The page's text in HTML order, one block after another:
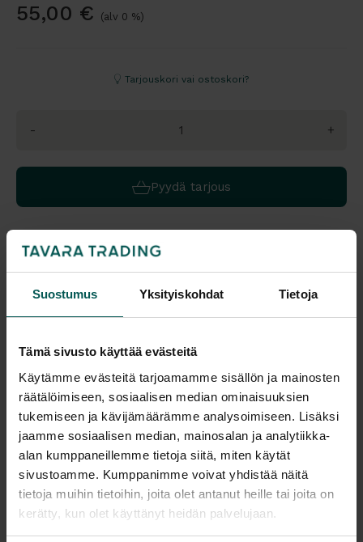
Suostumus Yksityiskohdat Tietoja
Tämä sivusto käyttää evästeitä
Käytämme evästeitä tarjoamamme sisällön ja mainosten
räätälöimiseen, sosiaalisen median ominaisuuksien
tukemiseen ja kävijämäärämme analysoimiseen. Lisäksi
jaamme sosiaalisen median, mainosalan ja analytiikka-
alan kumppaneillemme tietoja siitä, miten käytät
sivustoamme. Kumppanimme voivat yhdistää näitä
tietoja muihin tietoihin, joita olet antanut heille tai joita on
kerätty, kun olet käyttänyt heidän palvelujaan.
55,00 € (alv 0 %)
Tarjouskori vai ostoskori?
- +
Pyydä tarjous
Vantaa: Varastotuote
Malli esillä myymälöissä (Vantaa), tervetuloa tutustumaan!
Tulosta tuotekortti
Kaikki valmistajan tuotteet tilattavissa kauttamme.